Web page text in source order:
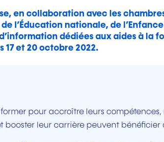
en collaboration avec les
l’Éducation nationale, de
dédiées aux aides à la
17 et 20 octobre 2022.
pour accroître leurs
booster leur carrière peuvent bénéficier